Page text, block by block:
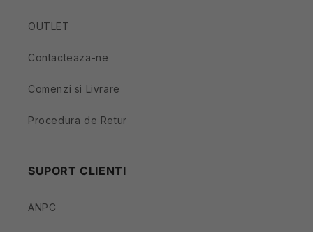
OUTLET
Contacteaza-ne
Comenzi si Livrare
Procedura de Retur
SUPORT CLIENTI
ANPC